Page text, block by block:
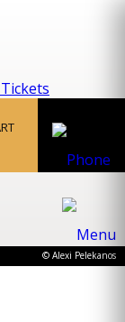
© Alexi Pelekanos